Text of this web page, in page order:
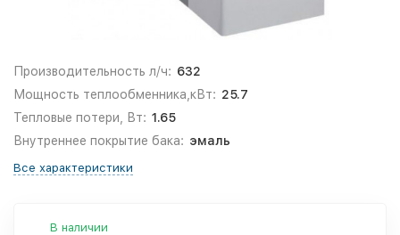
Производительность л/ч: 632
Мощность теплообменника,кВт: 25.7
Тепловые потери, Вт: 1.65
Внутреннее покрытие бака: эмаль
Все характеристики
В наличии